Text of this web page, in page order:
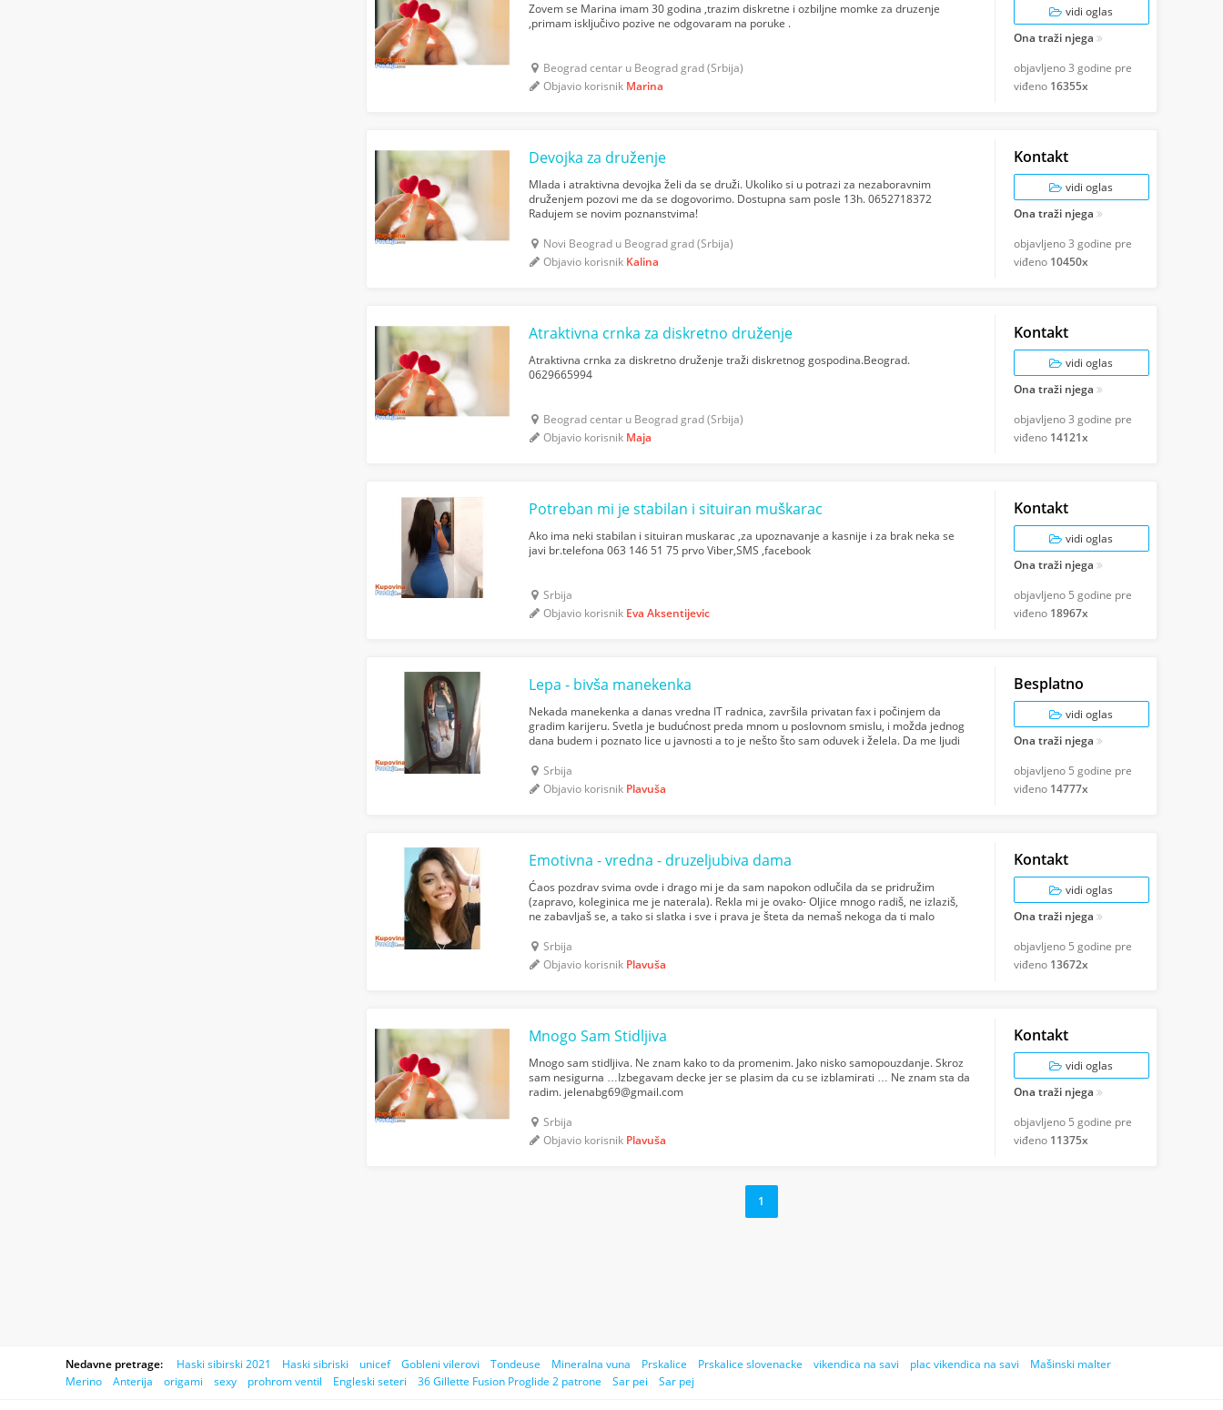
Zovem se Marina imam 30 godina ,trazim diskretne i ozbiljne momke za druzenje
,primam isključivo pozive ne odgovaram na poruke .
Beograd centar u Beograd grad (Srbija)
Objavio korisnik Marina
vidi oglas
Ona traži njega
objavljeno3 godine pre
viđeno 16355x
Devojka za druženje
Mlada i atraktivna devojka želi da se druži. Ukoliko si u potrazi za nezaboravnim
druženjem pozovi me da se dogovorimo. Dostupna sam posle 13h. 0652718372
Radujem se novim poznanstvima!
Novi Beograd u Beograd grad (Srbija)
Objavio korisnik Kalina
Kontakt
vidi oglas
Ona traži njega
objavljeno3 godine pre
viđeno 10450x
Atraktivna crnka za diskretno druženje
Atraktivna crnka za diskretno druženje traži diskretnog gospodina.Beograd.
0629665994
Beograd centar u Beograd grad (Srbija)
Objavio korisnik Maja
Kontakt
vidi oglas
Ona traži njega
objavljeno3 godine pre
viđeno 14121x
Potreban mi je stabilan i situiran muškarac
Ako ima neki stabilan i situiran muskarac ,za upoznavanje a kasnije i za brak neka se
javi br.telefona 063 146 51 75 prvo Viber,SMS ,facebook
Srbija
Objavio korisnik Eva Aksentijevic
Kontakt
vidi oglas
Ona traži njega
objavljeno 5 godine pre
viđeno 18967x
Lepa - bivša manekenka
Nekada manekenka a danas vredna IT radnica, završila privatan fax i počinjem da
gradim karijeru. Svetla je budućnost preda mnom u poslovnom smislu, i možda jednog
dana budem i poznato lice u javnosti a to je nešto što sam oduvek i želela. Da me ljudi
Srbija
Objavio korisnik Plavuša
Besplatno
vidi oglas
Ona traži njega
objavljeno 5 godine pre
viđeno 14777x
Emotivna - vredna - druzeljubiva dama
Ćaos pozdrav svima ovde i drago mi je da sam napokon odlučila da se pridružim
(zapravo, koleginica me je naterala). Rekla mi je ovako- Oljice mnogo radiš, ne izlaziš,
ne zabavljaš se, a tako si slatka i sve i prava je šteta da nemaš nekoga da ti malo
Srbija
Objavio korisnik Plavuša
Kontakt
vidi oglas
Ona traži njega
objavljeno 5 godine pre
viđeno 13672x
Mnogo Sam Stidljiva
Mnogo sam stidljiva. Ne znam kako to da promenim. Jako nisko samopouzdanje. Skroz
sam nesigurna …Izbegavam decke jer se plasim da cu se izblamirati … Ne znam sta da
radim. jelenabg69@gmail.com
Srbija
Objavio korisnik Plavuša
Kontakt
vidi oglas
Ona traži njega
objavljeno 5 godine pre
viđeno 11375x
1
Nedavne pretrage: Haski sibirski 2021 Haski sibriski unicef Gobleni vilerovi Tondeuse Mineralna vuna Prskalice Prskalice slovenacke vikendica na savi plac vikendica na savi
Mašinski malter
Merino
Anterija origami sexy prohrom ventil Engleski seteri 36 Gillette Fusion Proglide 2 patrone Sar pei Sar pej